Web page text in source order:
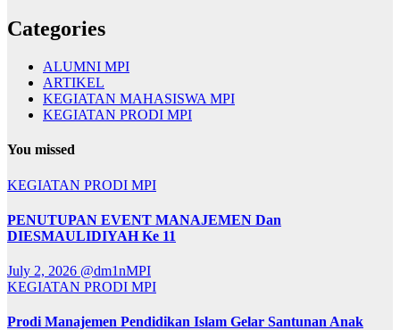
Categories
ALUMNI MPI
ARTIKEL
KEGIATAN MAHASISWA MPI
KEGIATAN PRODI MPI
You missed
KEGIATAN PRODI MPI
PENUTUPAN EVENT MANAJEMEN Dan
DIESMAULIDIYAH Ke 11
July 2, 2026 @dm1nMPI
KEGIATAN PRODI MPI
Prodi Manajemen Pendidikan Islam Gelar Santunan Anak